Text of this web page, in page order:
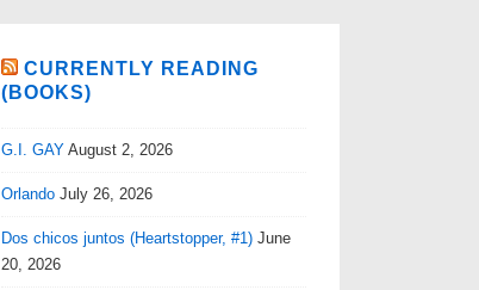
CURRENTLY READING
(BOOKS)
G.I. GAY August 2, 2026
Orlando July 26, 2026
Dos chicos juntos (Heartstopper, #1) June
20, 2026